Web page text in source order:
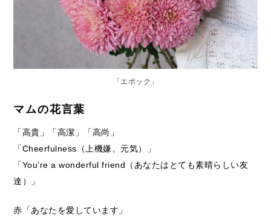
「エポック」
マムの花言葉
「高貴」「高潔」「高尚」
「Cheerfulness（上機嫌、元気）」
「You’re a wonderful friend（あなたはとても素晴らしい友
達）」
赤「あなたを愛しています」